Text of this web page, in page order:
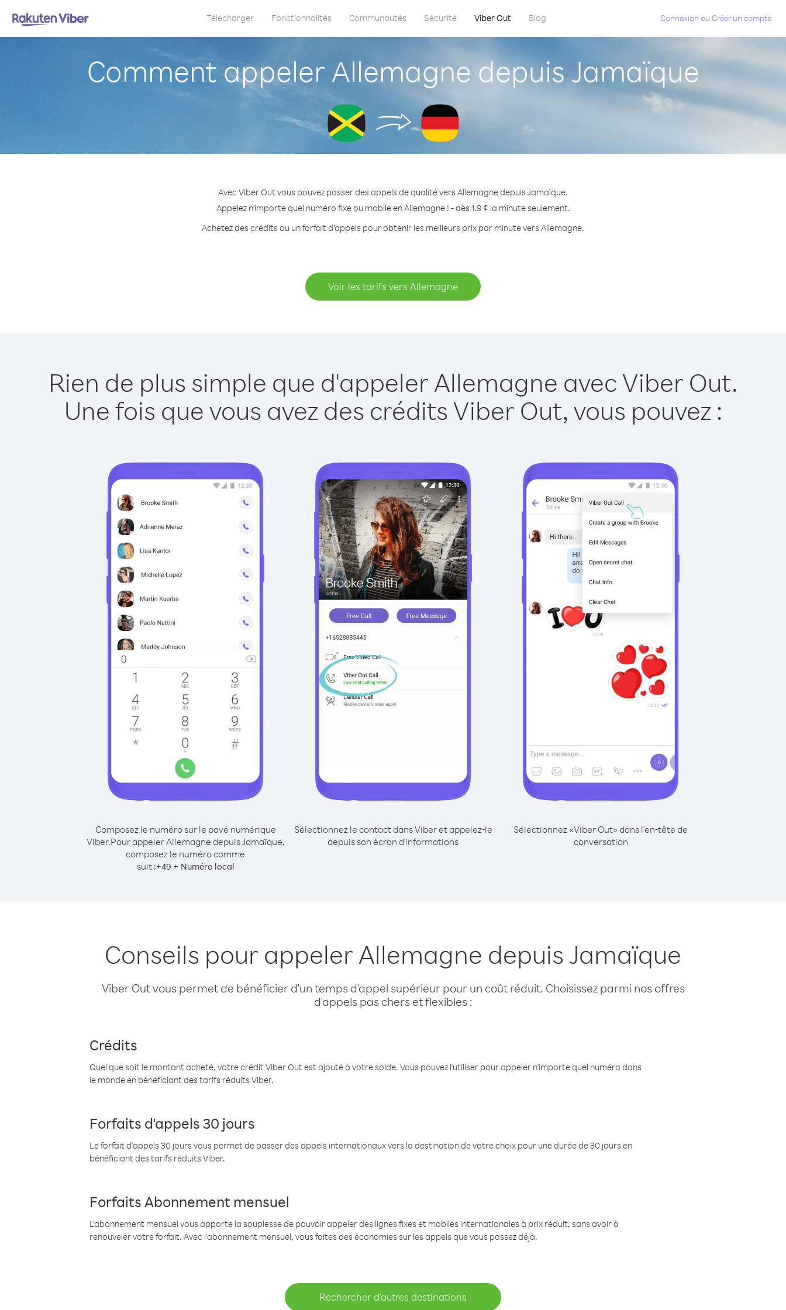
Télécharger Fonctionnalités Communautés Sécurité Viber Out Blog Connexion ou Créer un compte
Comment appeler Allemagne depuis Jamaïque
Avec Viber Out vous pouvez passer des appels de qualité vers Allemagne depuis Jamaïque.
Appelez n'importe quel numéro fixe ou mobile en Allemagne ! - dès 1.9 ¢ la minute seulement.
Achetez des crédits ou un forfait d’appels pour obtenir les meilleurs prix par minute vers Allemagne.
Voir les tarifs vers Allemagne
Rien de plus simple que d'appeler Allemagne avec Viber Out.
Une fois que vous avez des crédits Viber Out, vous pouvez :
Composez le numéro sur le pavé numérique
Viber.Pour appeler Allemagne depuis Jamaïque,
composez le numéro comme
suit :+49 + Numéro local
Sélectionnez le contact dans Viber et appelez-le
depuis son écran d'informations
Sélectionnez «Viber Out» dans l'en-tête de
conversation
Conseils pour appeler Allemagne depuis Jamaïque
Viber Out vous permet de bénéficier d'un temps d'appel supérieur pour un coût réduit. Choisissez parmi nos offres
d'appels pas chers et flexibles :
Crédits
Quel que soit le montant acheté, votre crédit Viber Out est ajouté à votre solde. Vous pouvez l'utiliser pour appeler n'importe quel numéro dans
le monde en bénéficiant des tarifs réduits Viber.
Forfaits d'appels 30 jours
Le forfait d'appels 30 jours vous permet de passer des appels internationaux vers la destination de votre choix pour une durée de 30 jours en
bénéficiant des tarifs réduits Viber.
Forfaits Abonnement mensuel
L'abonnement mensuel vous apporte la souplesse de pouvoir appeler des lignes fixes et mobiles internationales à prix réduit, sans avoir à
renouveler votre forfait. Avec l'abonnement mensuel, vous faites des économies sur les appels que vous passez déjà.
Rechercher d'autres destinations